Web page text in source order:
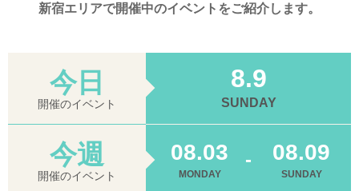
新宿エリアで開催中のイベントをご紹介します。
今日
開催のイベント
8.9
SUNDAY
今週
開催のイベント
08.03
MONDAY
- 08.09
SUNDAY